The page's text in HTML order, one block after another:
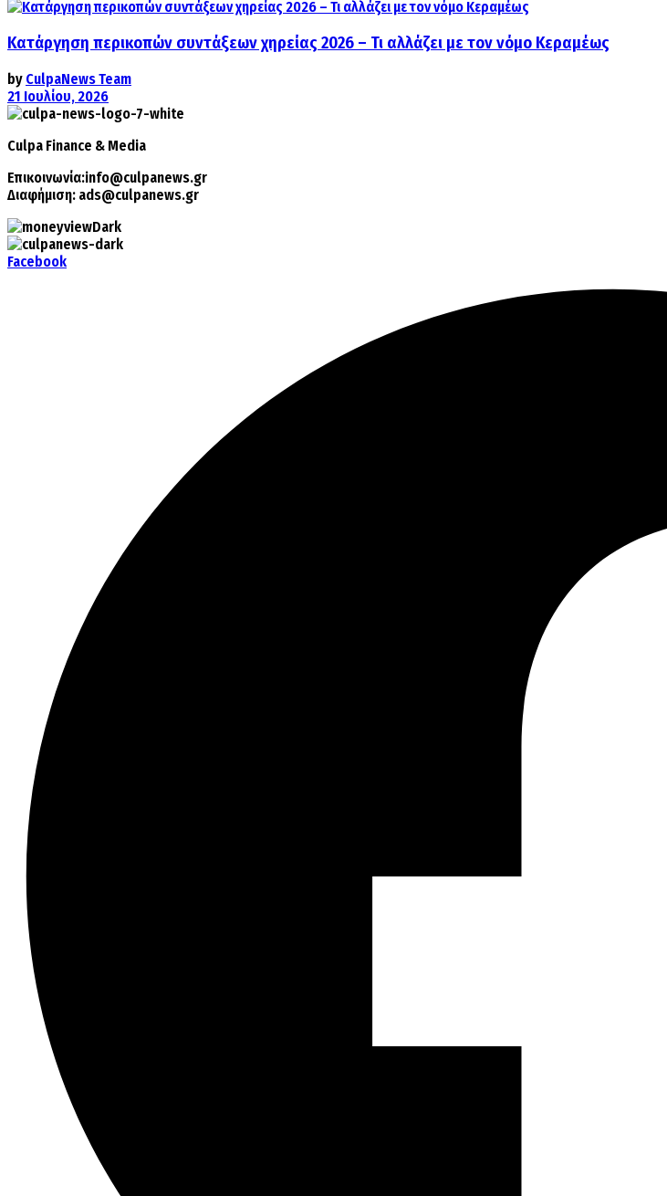
Κατάργηση περικοπών συντάξεων χηρείας 2026 – Τι αλλάζει με τον νόμο Κεραμέως
by CulpaNews Team
21 Ιουλίου, 2026
Culpa Finance & Media
Επικοινωνία:info@culpanews.gr
Διαφήμιση: ads@culpanews.gr
Facebook